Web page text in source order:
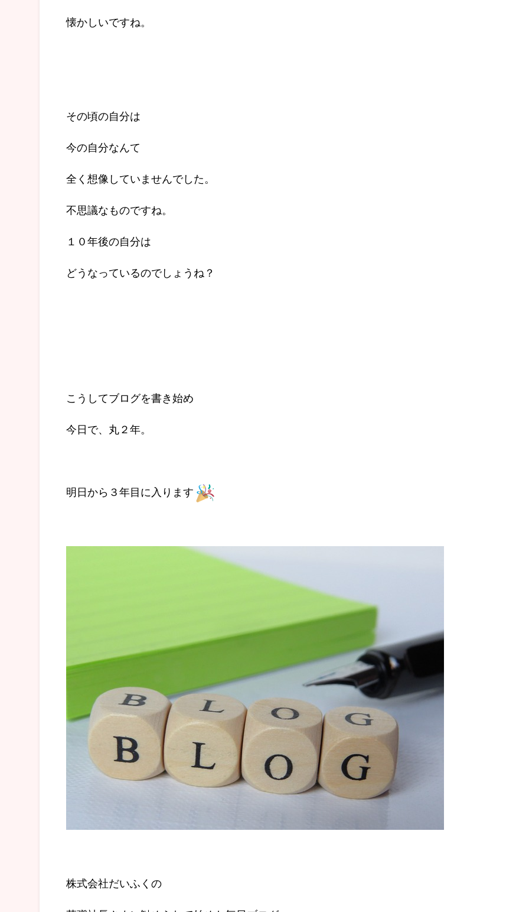
懐かしいですね。
その頃の自分は
今の自分なんて
全く想像していませんでした。
不思議なものですね。
１０年後の自分は
どうなっているのでしょうね？
こうしてブログを書き始め
今日で、丸２年。
明日から３年目に入ります
株式会社だいふくの